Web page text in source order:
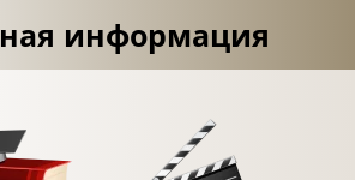
информация